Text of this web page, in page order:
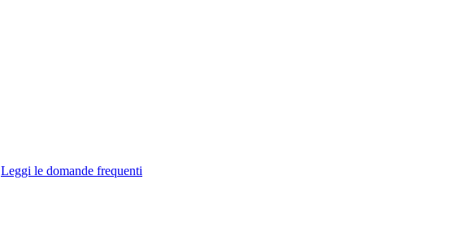
Leggi le domande frequenti